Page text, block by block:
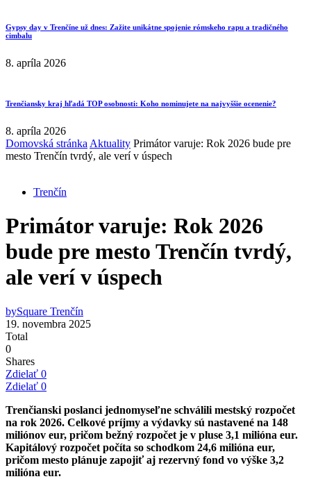
Gypsy day v Trenčíne už dnes: Zažite unikátne spojenie rómskeho rapu a tradičného
cimbalu
8. apríla 2026
Trenčiansky kraj hľadá TOP osobnosti: Koho nominujete na najvyššie ocenenie?
8. apríla 2026
Domovská stránka Aktuality Primátor varuje: Rok 2026 bude pre
mesto Trenčín tvrdý, ale verí v úspech
Trenčín
Primátor varuje: Rok 2026
bude pre mesto Trenčín tvrdý,
ale verí v úspech
bySquare Trenčín
19. novembra 2025
Total
0
Shares
Zdielať 0
Zdielať 0
Trenčianski poslanci jednomyseľne schválili mestský rozpočet
na rok 2026. Celkové príjmy a výdavky sú nastavené na 148
miliónov eur, pričom bežný rozpočet je v pluse 3,1 milióna eur.
Kapitálový rozpočet počíta so schodkom 24,6 milióna eur,
pričom mesto plánuje zapojiť aj rezervný fond vo výške 3,2
milióna eur.